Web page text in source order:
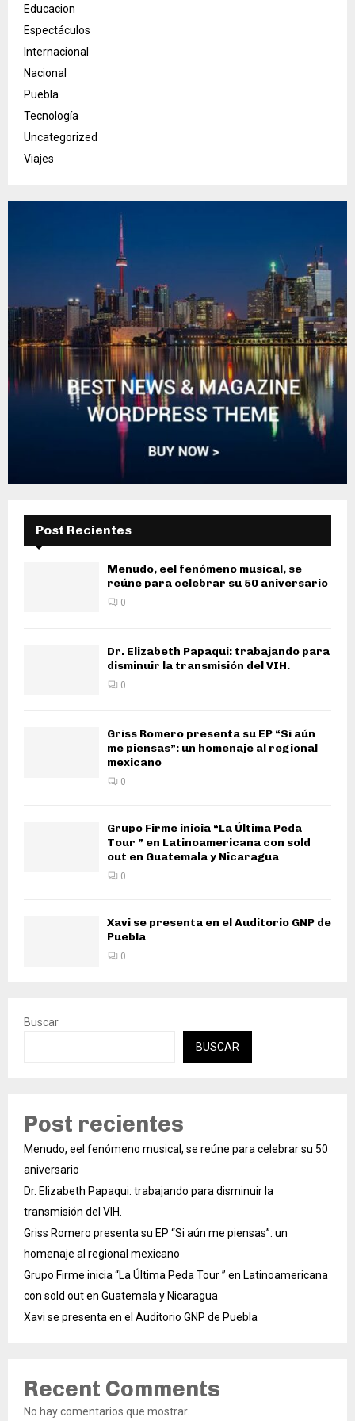
Educacion
Espectáculos
Internacional
Nacional
Puebla
Tecnología
Uncategorized
Viajes
Post Recientes
Menudo, eel fenómeno musical, se
reúne para celebrar su 50 aniversario
0
Dr. Elizabeth Papaqui: trabajando para
disminuir la transmisión del VIH.
0
Griss Romero presenta su EP “Si aún
me piensas”: un homenaje al regional
mexicano
0
Grupo Firme inicia “La Última Peda
Tour ” en Latinoamericana con sold
out en Guatemala y Nicaragua
0
Xavi se presenta en el Auditorio GNP de
Puebla
0
Buscar
BUSCAR
Post recientes
Menudo, eel fenómeno musical, se reúne para celebrar su 50
aniversario
Dr. Elizabeth Papaqui: trabajando para disminuir la
transmisión del VIH.
Griss Romero presenta su EP “Si aún me piensas”: un
homenaje al regional mexicano
Grupo Firme inicia “La Última Peda Tour ” en Latinoamericana
con sold out en Guatemala y Nicaragua
Xavi se presenta en el Auditorio GNP de Puebla
Recent Comments
No hay comentarios que mostrar.